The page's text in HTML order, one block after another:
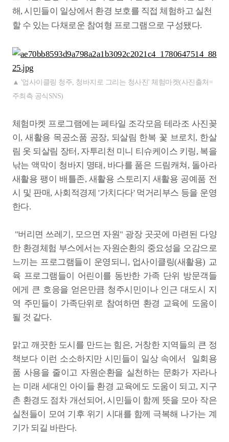
해, 시민들이 일상에서 환경 보호를 직접 체험하고 실천
할 수 있는 다채로운 참여형 프로그램으로 구성됐다.
▲ '업사이클링 청주, 청바지로 그리는 청사진' 체험마켓(사진출처=
주최측 공식SNS)
체험마켓 프로그램에는 페타일 조각모음 테라조 사진꽂
이, 새활용 목공소품 공장, 되살림 한복 꽃 브로치, 한살
림 옷 되살림 장터, 자투리천 미니 티슈케이스 키링, 복을
낚는 액막이 청바지 명태, 바다를 품은 드림캐쳐, 돌아라
새활용 팽이 배틀존, 새활용 스토리지 새활용 공예품 전
시 및 판매, 사회적경제 '가치다다' 먹거리부스 등을 운영
한다.
"버리면 쓰레기, 모으면 자원" 광장 곳곳에 마련된 다양
한 환경체험 부스에서는 자원순환의 중요성을 오감으로
느끼는 프로그램들이 운영되니, 업사이클링(새활용) 교
육 프로그램들이 어린이를 동반한 가족 단위 방문객들
에게 큰 호응을 얻은만큼 청주시민이나 인근 대도시 지
역 주민들이 가족단위로 참여하면 환경 교육에 도움이
될 것 같다.
맑고 깨끗한 도시를 만드는 힘은, 거창한 지역들의 큰 정
책보다 이런 소소하지만 시민들이 일상 속에서 일회용
품 사용을 줄이고 자원순환을 실천하는 문화가 자라나
는 미래 세대인 아이들 환경 교육에도 도움이 되고, 지구
촌 환경도 점차 개선되어, 시민들이 함께 뜻을 모아 작은
실천들이 모여 기후 위기 시대를 함께 극복해 나가는 계
기가 되길 바란다.